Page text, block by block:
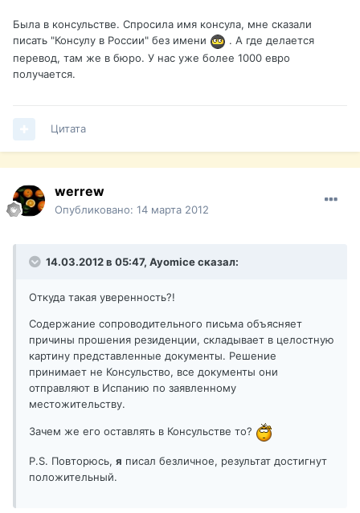
Была в консульстве. Спросила имя консула, мне сказали
писать "Консулу в России" без имени
. А где делается
перевод, там же в бюро. У нас уже более 1000 евро
получается.
Цитата
werrew
Опубликовано: 14 марта 2012
14.03.2012 в 05:47, Ayomice сказал:
Откуда такая уверенность?!
Содержание сопроводительного письма объясняет
причины прошения резиденции, складывает в целостную
картину представленные документы. Решение
принимает не Консульство, все документы они
отправляют в Испанию по заявленному
местожительству.
Зачем же его оставлять в Консульстве то?
P.S. Повторюсь, я писал безличное, результат достигнут
положительный.